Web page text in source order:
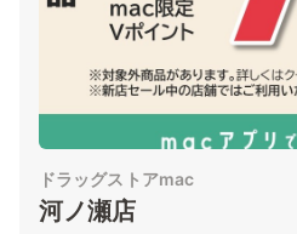
ドラッグストアmac
河ノ瀬店